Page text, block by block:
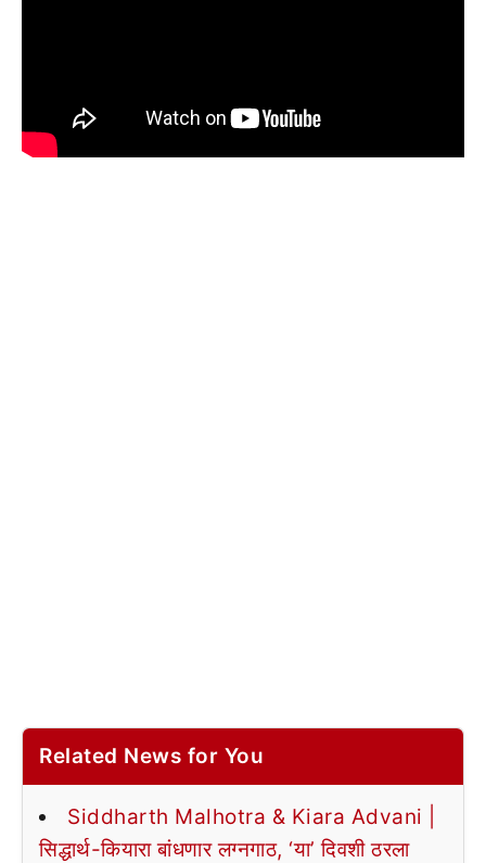
Related News for You
Siddharth Malhotra & Kiara Advani |
सिद्धार्थ-कियारा बांधणार लग्नगाठ, ‘या’ दिवशी ठरला